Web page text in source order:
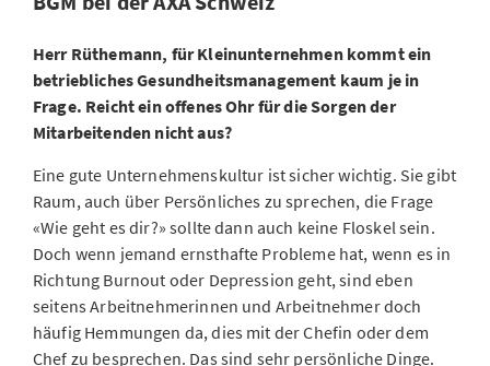
Herr Rüthemann, für Kleinunternehmen kommt ein
betriebliches Gesundheitsmanagement kaum je in
Frage. Reicht ein offenes Ohr für die Sorgen der
Mitarbeitenden nicht aus?
Eine gute Unternehmenskultur ist sicher wichtig. Sie gibt
Raum, auch über Persönliches zu sprechen, die Frage
«Wie geht es dir?» sollte dann auch keine Floskel sein.
Doch wenn jemand ernsthafte Probleme hat, wenn es in
Richtung Burnout oder Depression geht, sind eben
seitens Arbeitnehmerinnen und Arbeitnehmer doch
häufig Hemmungen da, dies mit der Chefin oder dem
Chef zu besprechen. Das sind sehr persönliche Dinge.